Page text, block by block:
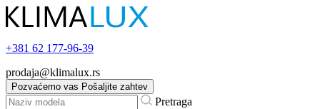
+381 62 177-96-39
prodaja@klimalux.rs
Pozvaćemo vas Pošaljite zahtev
Pretraga